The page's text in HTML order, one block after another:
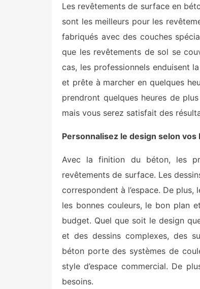
Les revêtements de surface en
sont les meilleurs pour les
fabriqués avec des couches
que les revêtements de sol se
cas, les professionnels enduisent
et prête à marcher en quelques
prendront quelques heures de
mais vous serez satisfait des
Personnalisez le design selon vos
Avec la finition du béton, les
revêtements de surface. Les
correspondent à l’espace. De
les bonnes couleurs, le bon plan
budget. Quel que soit le design
et des dessins complexes, des
béton porte des systèmes de
style d’espace commercial. De
besoins.